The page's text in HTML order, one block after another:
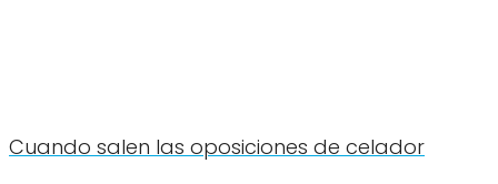
Cuando salen las oposiciones de celador